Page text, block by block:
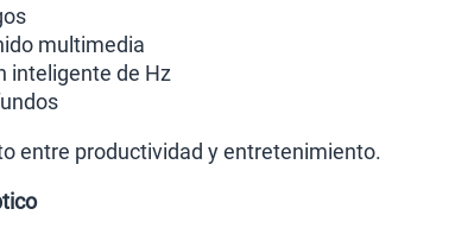
multimedia
inteligente de Hz
entre productividad y entretenimiento.